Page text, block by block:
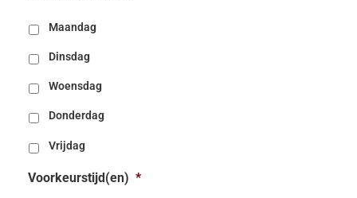
Maandag
Dinsdag
Woensdag
Donderdag
Vrijdag
Voorkeurstijd(en) *